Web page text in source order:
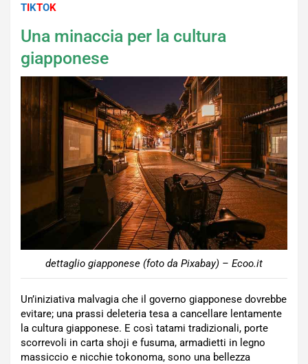
TIKTOK
Una minaccia per la cultura
giapponese
dettaglio giapponese (foto da Pixabay) – Ecoo.it
Un’iniziativa malvagia che il governo giapponese dovrebbe
evitare; una prassi deleteria tesa a cancellare lentamente
la cultura giapponese. E così tatami tradizionali, porte
scorrevoli in carta shoji e fusuma, armadietti in legno
massiccio e nicchie tokonoma, sono una bellezza